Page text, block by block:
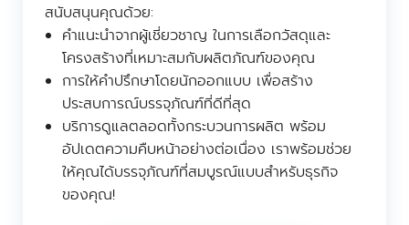
สนับสนุนคุณด้วย:
คำแนะนำจากผู้เชี่ยวชาญ ในการเลือกวัสดุและ
โครงสร้างที่เหมาะสมกับผลิตภัณฑ์ของคุณ
การให้คำปรึกษาโดยนักออกแบบ เพื่อสร้าง
ประสบการณ์บรรจุภัณฑ์ที่ดีที่สุด
บริการดูแลตลอดทั้งกระบวนการผลิต พร้อม
อัปเดตความคืบหน้าอย่างต่อเนื่อง เราพร้อมช่วย
ให้คุณได้บรรจุภัณฑ์ที่สมบูรณ์แบบสำหรับธุรกิจ
ของคุณ!